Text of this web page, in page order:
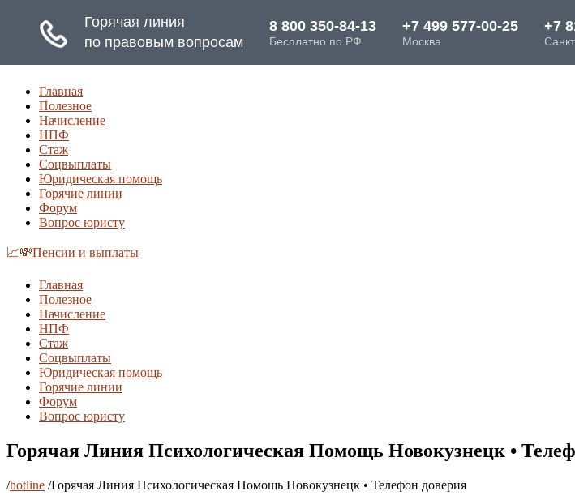
Главная
Полезное
Начисление
НПФ
Стаж
Соцвыплаты
Юридическая помощь
Горячие линии
Форум
Вопрос юристу
📈💸Пенсии и выплаты
Главная
Полезное
Начисление
НПФ
Стаж
Соцвыплаты
Юридическая помощь
Горячие линии
Форум
Вопрос юристу
Горячая Линия Психологическая Помощь Новокузнецк •
/hotline /Горячая Линия Психологическая Помощь Новокузнецк • Телефон доверия